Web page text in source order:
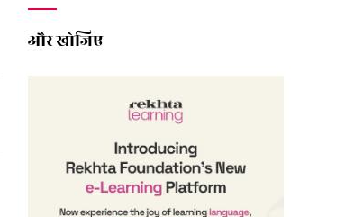
और खोजिए